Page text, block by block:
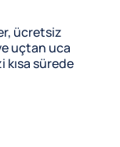
ücretsiz
uçtan uca
sürede